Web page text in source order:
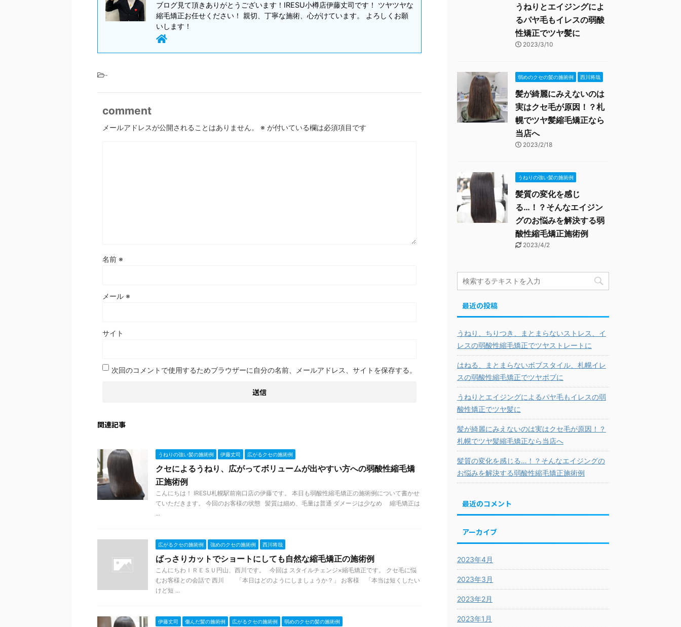
ブログ見て頂きありがとうございます！IRESU小樽店伊藤丈司です！ ツヤツヤな
縮毛矯正お任せください！ 親切、丁寧な施術、心がけています。 よろしくお願
いします！
-
comment
メールアドレスが公開されることはありません。 ※ が付いている欄は必須項目です
名前 ※
メール ※
サイト
次回のコメントで使用するためブラウザーに自分の名前、メールアドレス、サイトを保存する。
関連記事
うねりの強い髪の施術例 伊藤丈司 広がるクセの施術例
クセによるうねり、広がってボリュームが出やすい方への弱酸性縮毛矯
正施術例
こんにちは！ IRESU札幌駅前南口店の伊藤です。 本日も弱酸性縮毛矯正の施術例について書かせ
ていただきます。 今回のお客様の状態 髪質は細め、毛量は普通 ダメージは少なめ 縮毛矯正は
...
広がるクセの施術例 強めのクセの施術例 西川将哉
ばっさりカットでショートにしても自然な縮毛矯正の施術例
こんにちわＩＲＥＳＵ円山、西川です。 今回は スタイルチェンジ×縮毛矯正です。 クセ毛に悩
むお客様との会話で 西川 「本日はどのようにしましょうか？」 お客様 「本当は短くしたい
けど短 ...
伊藤丈司 傷んだ髪の施術例 広がるクセの施術例 弱めのクセの髪の施術例
うねりとエイジングによ
るパヤ毛もイレスの弱酸
性矯正でツヤ髪に
2023/3/10
弱めのクセの髪の施術例 西川将哉
髪が綺麗にみえないのは
実はクセ毛が原因！？札
幌でツヤ髪縮毛矯正なら
当店へ
2023/2/18
うねりの強い髪の施術例
髪質の変化を感じ
る…！？そんなエイジン
グのお悩みを解決する弱
酸性縮毛矯正施術例
2023/4/2
最近の投稿
うねり、ちりつき、まとまらないストレス、イ
レスの弱酸性縮毛矯正でツヤストレートに
はねる、まとまらないボブスタイル、札幌イレ
スの弱酸性縮毛矯正でツヤボブに
うねりとエイジングによるパヤ毛もイレスの弱
酸性矯正でツヤ髪に
髪が綺麗にみえないのは実はクセ毛が原因！？
札幌でツヤ髪縮毛矯正なら当店へ
髪質の変化を感じる…！？そんなエイジングの
お悩みを解決する弱酸性縮毛矯正施術例
最近のコメント
アーカイブ
2023年4月
2023年3月
2023年2月
2023年1月